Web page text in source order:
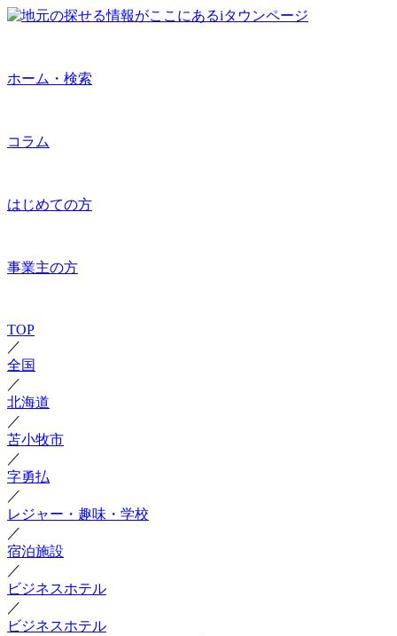
ホーム・検索
コラム
はじめての方
事業主の方
TOP
／
全国
／
北海道
／
苫小牧市
／
字勇払
／
レジャー・趣味・学校
／
宿泊施設
／
ビジネスホテル
／
ビジネスホテル